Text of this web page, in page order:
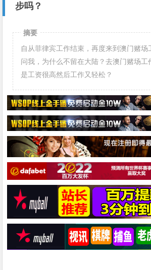
步吗？
摘要
自从菲律宾工作结束，再度来到澳门赌场
问我，为什么不留在大陆？去澳门赌场工
是工资很高然后工作又轻松？